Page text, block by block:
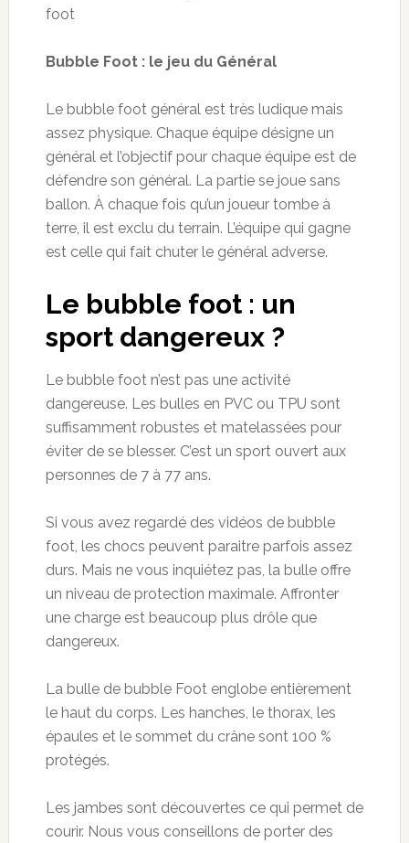
foot
Bubble Foot : le jeu du Général
Le bubblefoot général est très ludique mais
assez physique. Chaque équipe désigne un
général et l’objectif pour chaque équipe est de
défendre son général. La partie se joue sans
ballon. À chaquefois qu’un joueur tombe à
terre, il est exclu du terrain. L’équipe qui gagne
est celle qui fait chuter le général adverse.
Le bubble foot : un
sport dangereux ?
Le bubblefoot n’est pas une activité
dangereuse. Les bulles en PVC ou TPU sont
suffisamment robustes et matelassées pour
éviter de se blesser. C’est un sport ouvert aux
personnes de 7 à 77 ans.
Si vous avez regardé des vidéos de bubble
foot, les chocs peuvent paraitre parfois assez
durs. Mais ne vous inquiétez pas, la bulle offre
un niveau de protection maximale. Affronter
une charge est beaucoup plus drôle que
dangereux.
La bulle de bubbleFoot englobe entièrement
le haut du corps. Les hanches, le thorax, les
épaules et le sommet du crâne sont 100 %
protégés.
Les jambes sont découvertes ce qui permet de
courir. Nous vous conseillons de porter des